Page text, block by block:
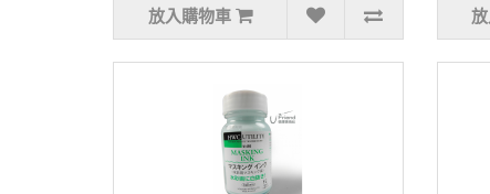
放入購物車